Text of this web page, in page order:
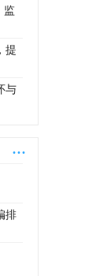
监
提
与
...
排